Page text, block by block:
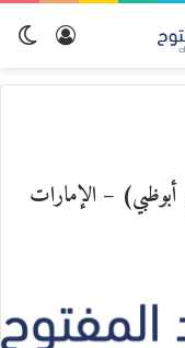
تسجيل
أبوظبي) – الإمارات